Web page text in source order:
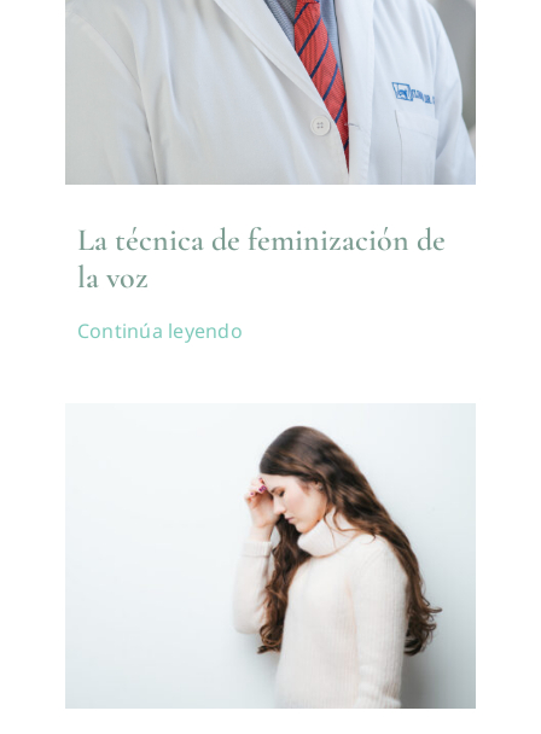
La técnica de feminización de
la voz
Continúa leyendo